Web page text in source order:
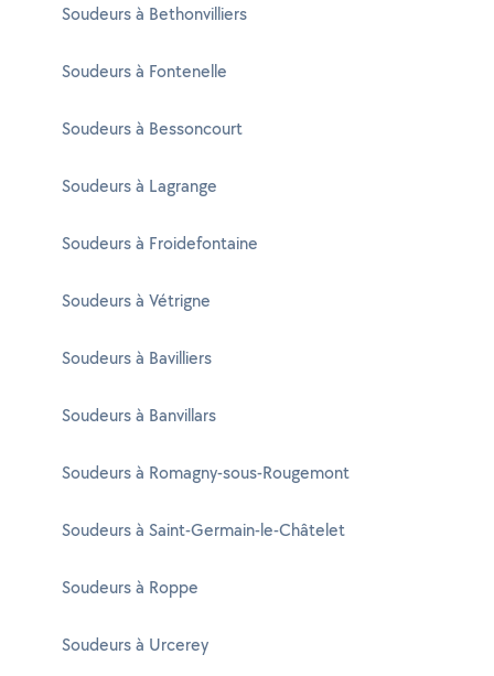
Soudeurs à Bethonvilliers
Soudeurs à Fontenelle
Soudeurs à Bessoncourt
Soudeurs à Lagrange
Soudeurs à Froidefontaine
Soudeurs à Vétrigne
Soudeurs à Bavilliers
Soudeurs à Banvillars
Soudeurs à Romagny-sous-Rougemont
Soudeurs à Saint-Germain-le-Châtelet
Soudeurs à Roppe
Soudeurs à Urcerey